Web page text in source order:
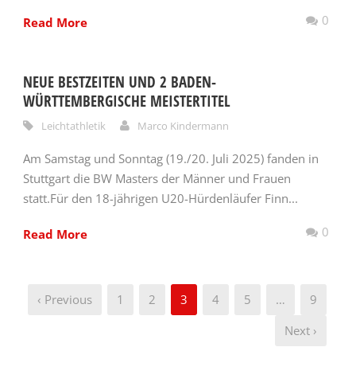
Read More 0
NEUE BESTZEITEN UND 2 BADEN-
WÜRTTEMBERGISCHE MEISTERTITEL
Leichtathletik Marco Kindermann
Am Samstag und Sonntag (19./20. Juli 2025) fanden in
Stuttgart die BW Masters der Männer und Frauen
statt.Für den 18-jährigen U20-Hürdenläufer Finn...
Read More 0
‹ Previous 1 2 3 4 5 …
9
Next ›